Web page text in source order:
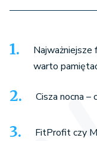
Najważniejsze
warto
Cisza nocna –
FitProfit czy